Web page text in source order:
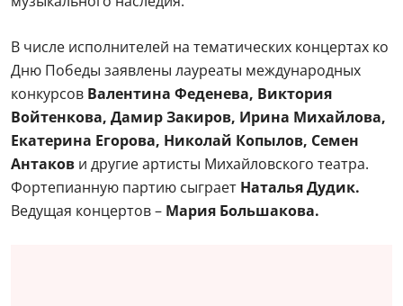
В числе исполнителей на тематических концертах ко
Дню Победы заявлены лауреаты международных
конкурсов Валентина Феденева, Виктория
Войтенкова, Дамир Закиров, Ирина Михайлова,
Екатерина Егорова, Николай Копылов, Семен
Антаков и другие артисты Михайловского театра.
Фортепианную партию сыграет Наталья Дудик.
Ведущая концертов – Мария Большакова.